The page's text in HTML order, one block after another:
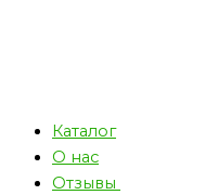
Каталог
О нас
Отзывы